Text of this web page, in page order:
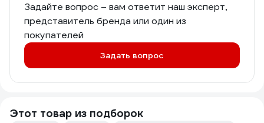
Задайте вопрос – вам ответит наш эксперт,
представитель бренда или один из
покупателей
Задать вопрос
Этот товар из подборок